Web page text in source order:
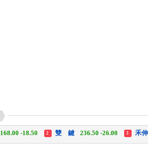
11,110.00 +1,010.00 中化生35.75 +3.25
168.00 -18.50 2 雙 鍵 236.50 -26.00 3
禾